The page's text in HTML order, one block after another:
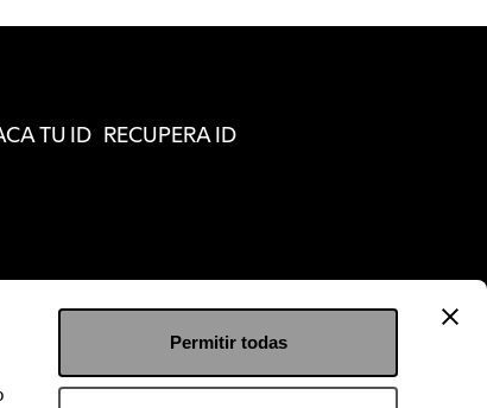
Permitir todas
TU ID RECUPERA ID